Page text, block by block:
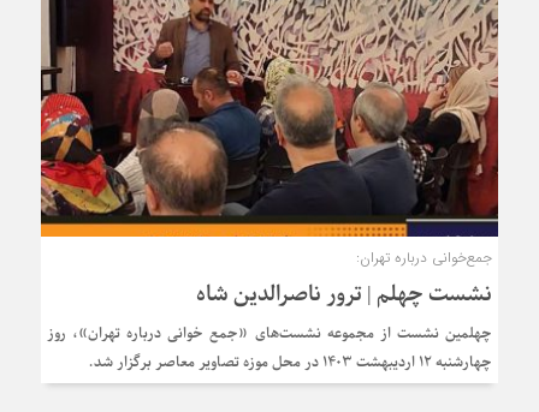
جمع‌خوانی درباره تهران:
نشست چهلم | ترور ناصرالدین شاه
چهلمین نشست از مجموعه نشست‌های «جمع خوانی درباره تهران»، روز
چهارشنبه 12 اردیبهشت 1403 در محل موزه تصاویر معاصر برگزار شد.